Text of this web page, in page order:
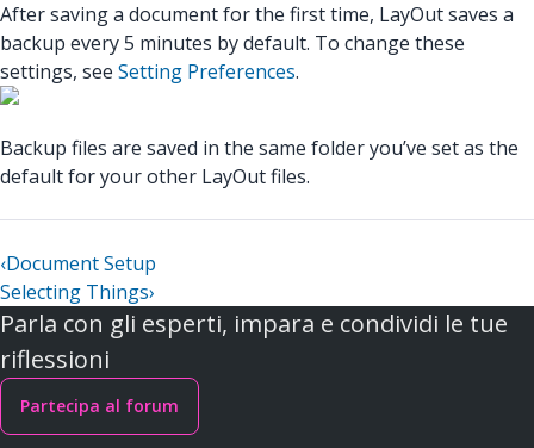
After saving a document for the first time, LayOut saves a
backup every 5 minutes by default. To change these
settings, see Setting Preferences.
Backup files are saved in the same folder you’ve set as the
default for your other LayOut files.
‹Document Setup
Selecting Things›
Parla con gli esperti, impara e condividi le tue
riflessioni
Partecipa al forum